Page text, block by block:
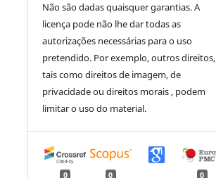
Não são dadas quaisquer garantias. A
licença pode não lhe dar todas as
autorizações necessárias para o uso
pretendido. Por exemplo, outros direitos,
tais como direitos de imagem, de
privacidade ou direitos morais , podem
limitar o uso do material.
0 0 0